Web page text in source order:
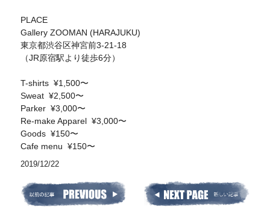
PLACE
Gallery ZOOMAN (HARAJUKU)
東京都渋谷区神宮前3-21-18
（JR原宿駅より徒歩6分）
T-shirts ¥1,500〜
Sweat ¥2,500〜
Parker ¥3,000〜
Re-make Apparel ¥3,000〜
Goods ¥150〜
Cafe menu ¥150〜
2019/12/22